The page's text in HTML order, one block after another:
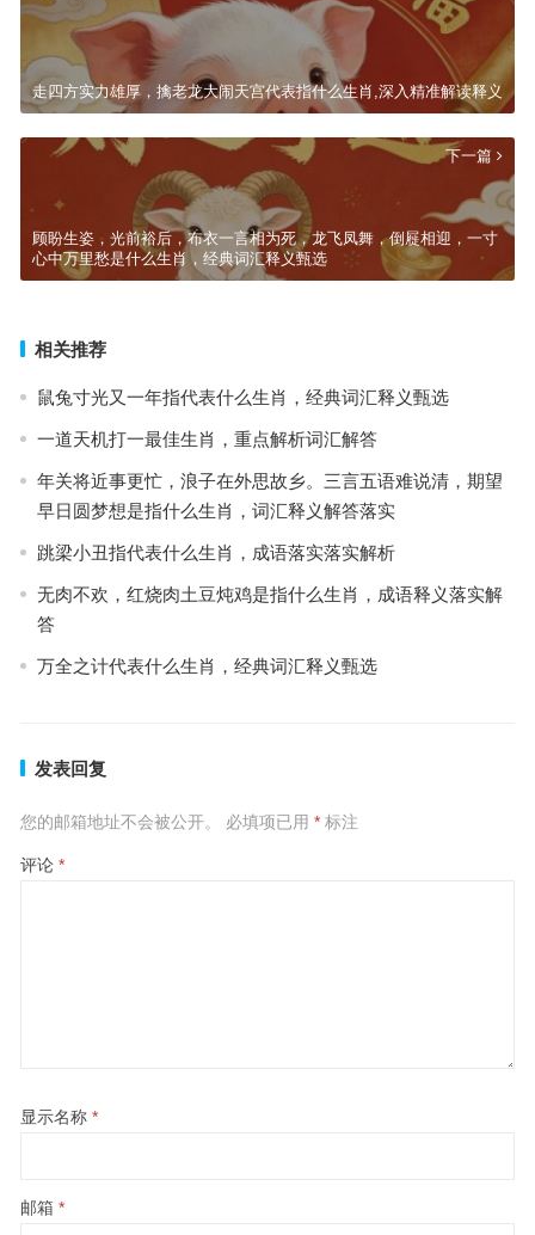
走四方实力雄厚，擒老龙大闹天宫代表指什么生肖,深入精准解读释义
下一篇
顾盼生姿，光前裕后，布衣一言相为死，龙飞凤舞，倒屣相迎，一寸
心中万里愁是什么生肖，经典词汇释义甄选
相关推荐
鼠兔寸光又一年指代表什么生肖，经典词汇释义甄选
一道天机打一最佳生肖，重点解析词汇解答
年关将近事更忙，浪子在外思故乡。三言五语难说清，期望
早日圆梦想是指什么生肖，词汇释义解答落实
跳梁小丑指代表什么生肖，成语落实落实解析
无肉不欢，红烧肉土豆炖鸡是指什么生肖，成语释义落实解
答
万全之计代表什么生肖，经典词汇释义甄选
发表回复
您的邮箱地址不会被公开。 必填项已用 *标注
评论 *
显示名称 *
邮箱 *